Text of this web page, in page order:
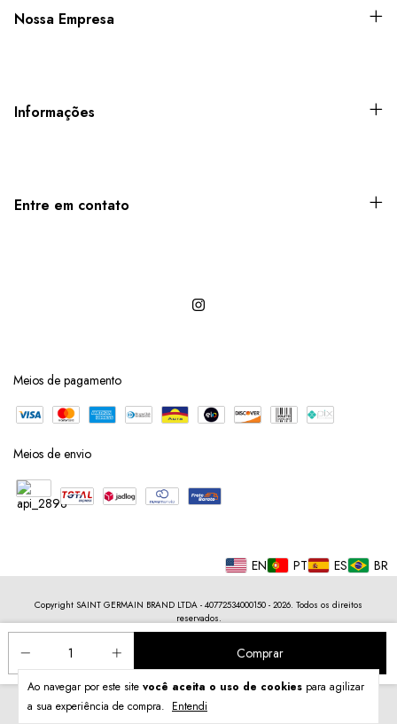
Ao navegar por este site você aceita o uso de cookies para agilizar
a sua experiência de compra. Entendi
Nossa Empresa
Informações
Entre em contato
Meios de pagamento
Meios de envio
EN PT ES BR
Copyright SAINT GERMAIN BRAND LTDA - 40772534000150 - 2026. Todos os direitos
reservados.